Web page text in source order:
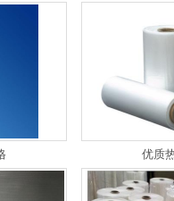
优质